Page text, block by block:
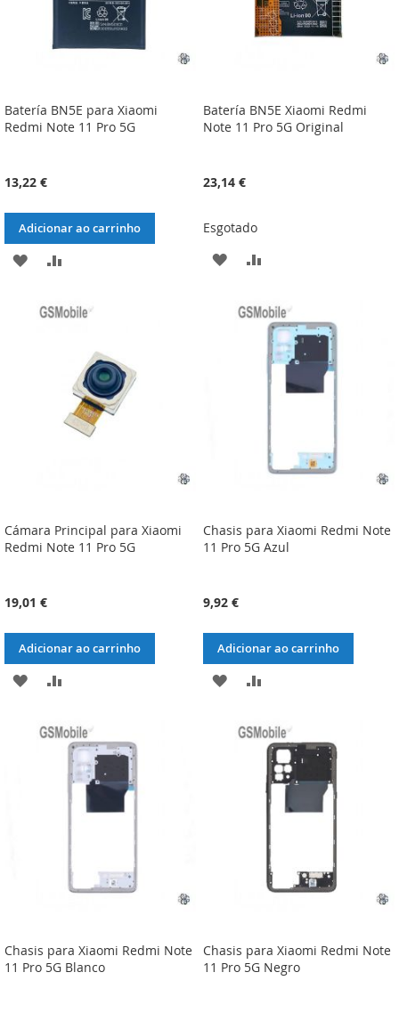
Batería BN5E para Xiaomi
Redmi Note 11 Pro 5G
13,22 €
Adicionar ao carrinho
ADICIONAR
LISTA
DESEJOS
COMPARAÇÃO
Batería BN5E Xiaomi Redmi
Note 11 Pro 5G Original
23,14 €
Esgotado
ADICIONAR
LISTA
DESEJOS
ADICIONAR
COMPARAÇÃO
Cámara Principal para Xiaomi
Redmi Note 11 Pro 5G
19,01 €
Adicionar ao carrinho
ADICIONAR
LISTA
DESEJOS
COMPARAÇÃO
Chasis para Xiaomi Redmi Note
11 Pro 5G Azul
9,92 €
Adicionar ao carrinho
ADICIONAR
LISTA
DESEJOS
ADICIONAR
COMPARAÇÃO
Chasis para Xiaomi Redmi Note
11 Pro 5G Blanco
Chasis para Xiaomi Redmi Note
11 Pro 5G Negro